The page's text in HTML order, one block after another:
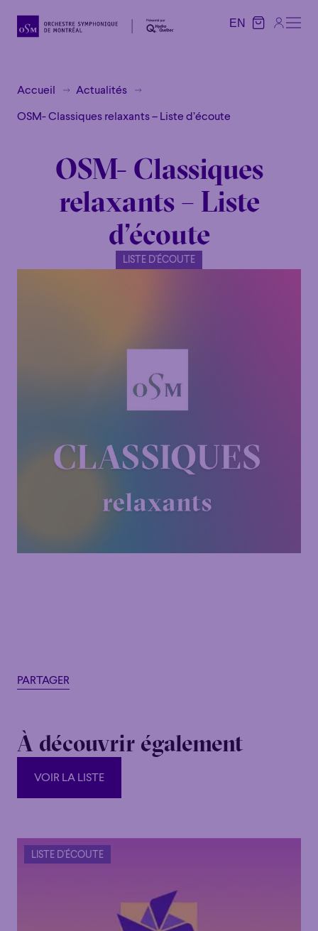
EN
Accueil Actualités
OSM- Classiques relaxants – Liste d’écoute
OSM- Classiques
relaxants – Liste
d’écoute
LISTE D'ÉCOUTE
PARTAGER
À découvrir également
VOIR LA LISTE
VOIR LA LISTE
LISTE D'ÉCOUTE